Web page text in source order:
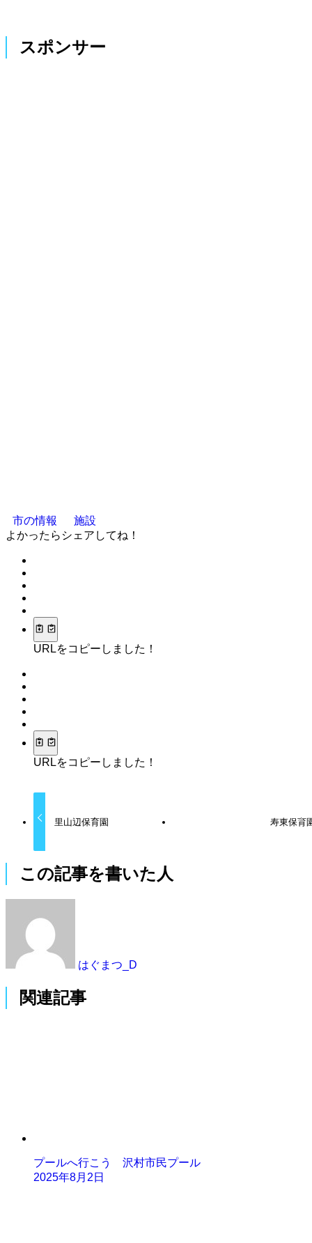
スポンサー
市の情報
施設
よかったらシェアしてね！
URLをコピーしました！
URLをコピーしました！
里山辺保育園 寿東保育
この記事を書いた人
はぐまつ_D
関連記事
プールへ行こう 沢村市民プール
2025年8月2日